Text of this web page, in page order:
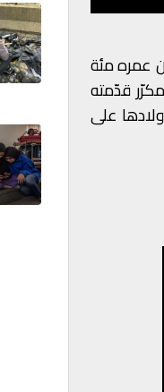
عمره مئة
مكرّر قدّمته
على